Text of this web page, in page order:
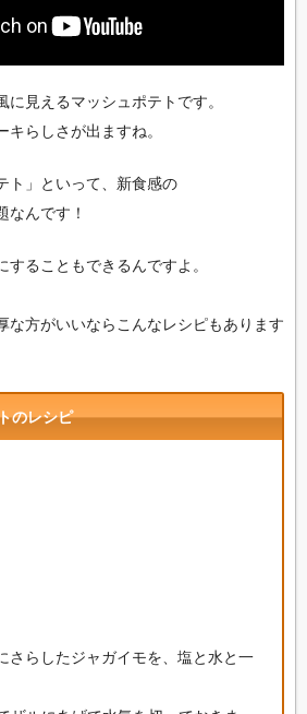
見えるマッシュポテトです。
らしさが出ますね。
ト」といって、新食感の
なんです！
ることもできるんですよ。
な方がいいならこんなレシピもあります
のレシピ
らしたジャガイモを、塩と水と一